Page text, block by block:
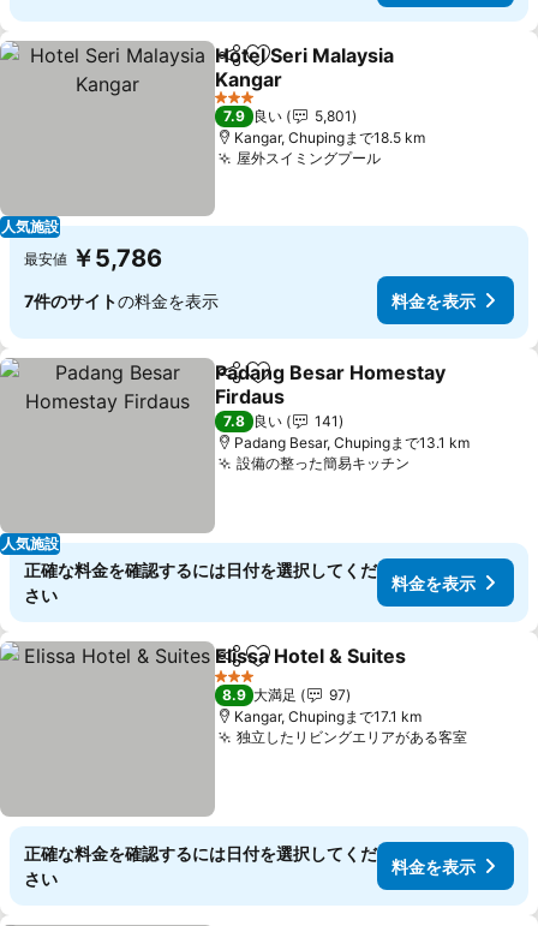
人気施設
シェアお気に入りに追加
Hotel Seri Malaysia
Kangar
料金を表示
3 ホテルのランク
7.9 良い
5,801
Kangar, Chupingまで18.5 km
屋外スイミングプール料金を表示
最安値 ￥5,786
7件のサイトの料金を表示 料金を表示
人気施設
シェアお気に入りに追加
Padang Besar Homestay
Firdaus
料金を表示
7.8 良い
141
Padang Besar, Chupingまで13.1 km
設備の整った簡易キッチン
正確な料金を確認するには日付を選択してくだ
さい
料金を表示
シェアお気に入りに追加
Elissa Hotel & Suites
3 ホテルのランク
8.9 大満足
97
Kangar, Chupingまで17.1 km
独立したリビングエリアがある客室料金を
正確な料金を確認するには日付を選択してくだ
さい
料金を表示